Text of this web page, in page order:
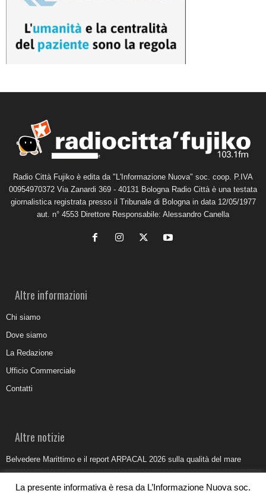
Radio Città Fujiko è edita da "L'Informazione Nuova" soc. coop. P.IVA
00954970372 Via Zanardi 369 - 40131 Bologna Radio Città è una testata
giornalistica registrata presso il Tribunale di Bologna in data 12/05/1977
aut. n° 4553 Direttore Responsabile: Alessandro Canella
Altre informazioni
Chi siamo
Dove siamo
La Redazione
Ufficio Commerciale
Contatti
Altre notizie
Belvedere Marittimo e il report ARPACAL 2026 sulla qualità del mare
La presente informativa è resa da L’Informazione Nuova soc.